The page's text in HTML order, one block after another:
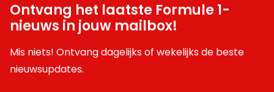
Ontvang het laatste Formule 1-
nieuws in jouw mailbox!
Mis niets! Ontvang dagelijks of wekelijks de beste
nieuwsupdates.